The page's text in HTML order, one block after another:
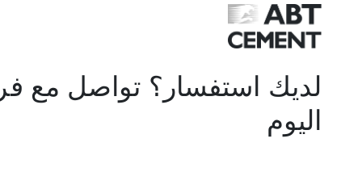
لديك استفسار؟ تواصل مع
اليوم